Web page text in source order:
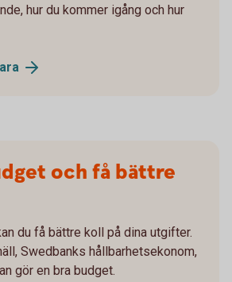
hur du kommer igång och hur
och få bättre
du få bättre koll på dina utgifter.
Swedbanks hållbarhetsekonom,
gör en bra budget.